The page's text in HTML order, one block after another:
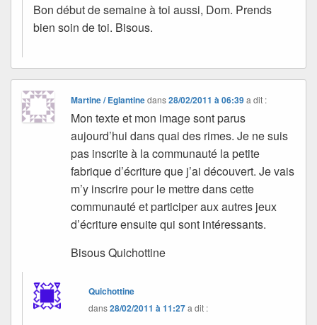
Bon début de semaine à toi aussi, Dom. Prends
bien soin de toi. Bisous.
Martine / Eglantinedans28/02/2011 à 06:39 a dit :
Mon texte et mon image sont parus
aujourd’hui dans quai des rimes. Je ne suis
pas inscrite à la communauté la petite
fabrique d’écriture que j’ai découvert. Je vais
m’y inscrire pour le mettre dans cette
communauté et participer aux autres jeux
d’écriture ensuite qui sont intéressants.
Bisous Quichottine
Quichottine
dans28/02/2011 à 11:27a dit :